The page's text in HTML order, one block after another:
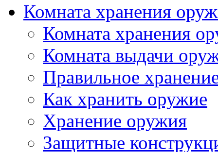
Комната хранения
Комната хранения
Комната выдачи
Правильное
Как хранить оружие
Хранение оружия
Защитные